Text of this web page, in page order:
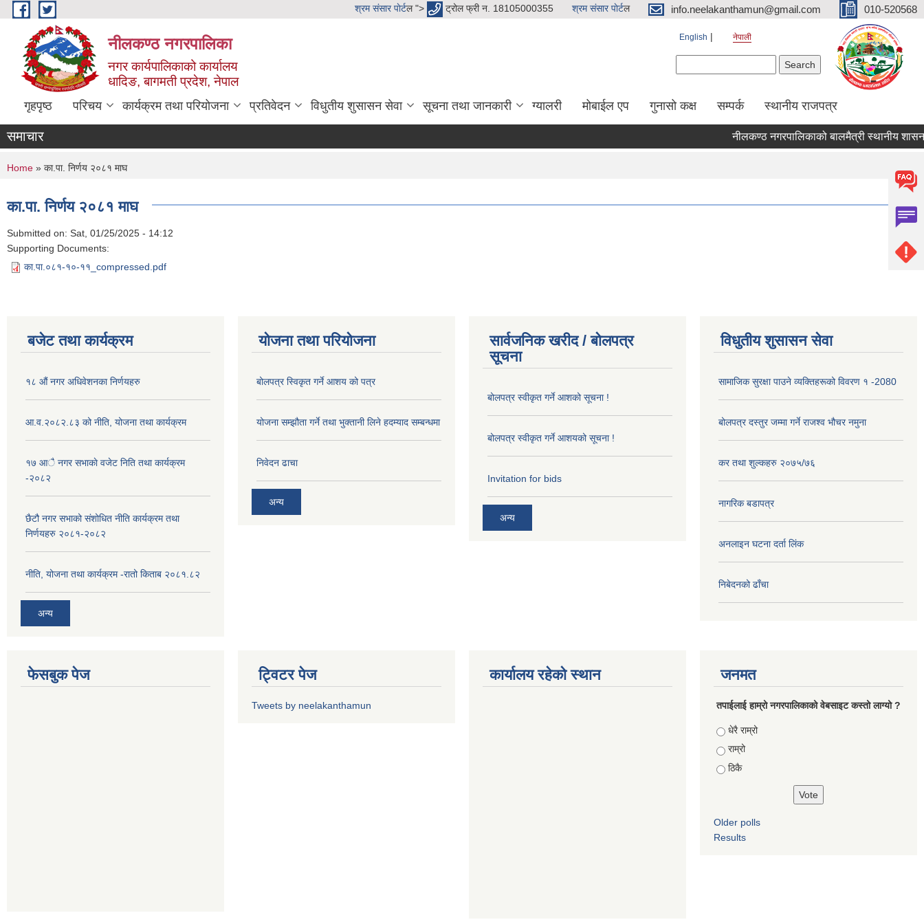
Skip to main content श्रम संसार पाेर्टल "> ट्रोल फ्री न. 18105000355 श्रम संसार पाेर्टल info.neelakanthamun@gmail.com 010-520568
नीलकण्ठ नगरपालिका
नगर कार्यपालिकाको कार्यालय
धादिङ, बागमती प्रदेश, नेपाल
English नेपाली
गृहपृष्ठ परिचय कार्यक्रम तथा परियोजना प्रतिवेदन विधुतीय शुसासन सेवा सूचना तथा जानकारी ग्यालरी मोबाईल एप गुनासो कक्ष सम्पर्क स्थानीय राजपत्र
समाचार नीलकण्ठ नगरपालिकाको बालमैत्री स्थानीय
You are here
Home » का.पा. निर्णय २०८१ माघ
का.पा. निर्णय २०८१ माघ
Submitted on: Sat, 01/25/2025 - 14:12
Supporting Documents:
का.पा.०८१-१०-११_compressed.pdf
बजेट तथा कार्यक्रम
१८ औं नगर अधिवेशनका निर्णयहरु
आ.व.२०८२.८३ को नीति, योजना तथा कार्यक्रम
१७ आै नगर सभाकाे वजेट निति तथा कार्यक्रम
-२०८२
छैटौ नगर सभाको संशोधित नीति कार्यक्रम तथा
निर्णयहरु २०८१-२०८२
नीति, योजना तथा कार्यक्रम -रातो किताब २०८१.८२
अन्य
योजना तथा परियोजना
बोलपत्र स्विकृत गर्ने आशय को पत्र
योजना सम्झौता गर्ने तथा भुक्तानी लिने हदम्याद सम्बन्धमा
निवेदन ढाचा
अन्य
सार्वजनिक खरीद / बोलपत्र
सूचना
बोलपत्र स्वीकृत गर्ने आशको सूचना !
बोलपत्र स्वीकृत गर्ने आशयको सूचना !
Invitation for bids
अन्य
विधुतीय शुसासन सेवा
सामाजिक सुरक्षा पाउने व्यक्तिहरूको विवरण १ -2080
बोलपत्र दस्तुर जम्मा गर्ने राजश्व भौचर नमुना
कर तथा शुल्कहरु २०७५/७६
नागरिक बडापत्र
अनलाइन घटना दर्ता लिंक
निबेदनको ढाँचा
फेसबुक पेज ट्विटर पेज
Tweets by neelakanthamun
कार्यालय रहेको स्थान जनमत
तपाईलाई हाम्रो नगरपालिकाको वेबसाइट कस्तो लाग्यो ?
Choices
धेरै राम्रो
राम्रो
ठिकै
Older polls
Results